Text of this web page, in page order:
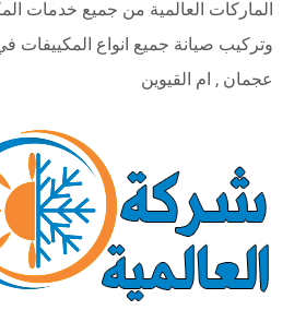
الماركات العالمية من جميع خدمات
وتركيب صيانة جميع انواع المكييفات
عجمان , ام القيوين